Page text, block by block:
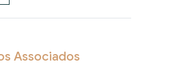
Associados